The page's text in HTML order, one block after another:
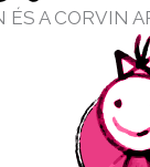
ÉS A CORVIN